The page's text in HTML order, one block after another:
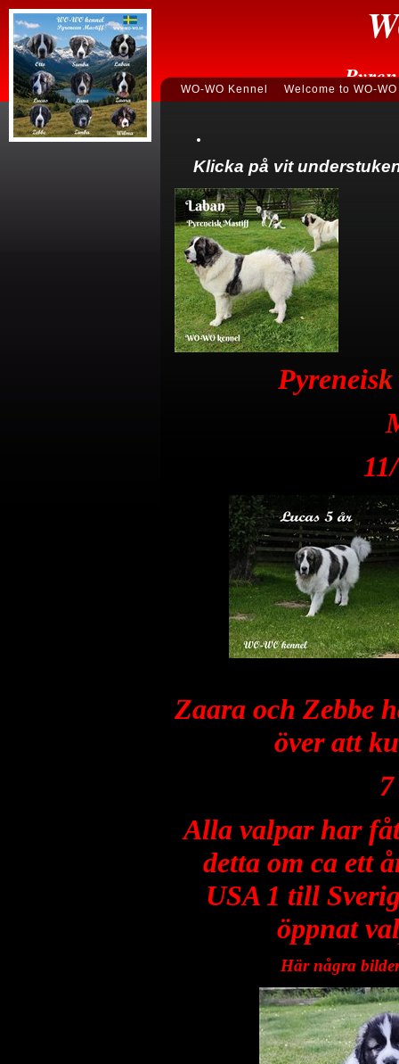
WO-WO Kennel Welcome to WO-
Klicka på vit
Pyreneis
Zaara och Zebbe
över att
Alla valpar har
detta om ca ett
USA 1 till
öppnat
Här några